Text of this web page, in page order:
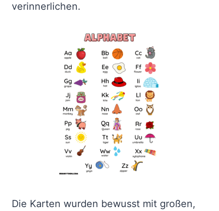
verinnerlichen.
Die Karten wurden bewusst mit großen,